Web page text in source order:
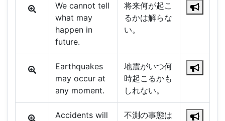
We cannot tell
what may
happen in
future.
将来何が起こ
るかは解らな
い。
Earthquakes
may occur at
any moment.
地震がいつ何
時起こるかも
しれない。
Accidents will
不測の事態は